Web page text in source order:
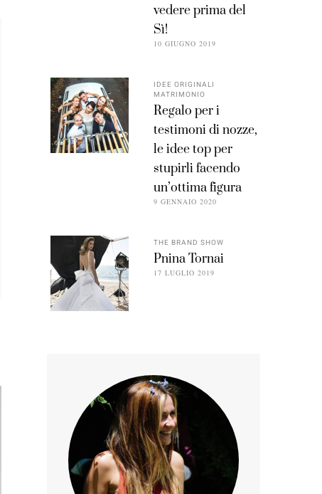
vedere prima del
Sì!
10 GIUGNO 2019
IDEE ORIGINALI
MATRIMONIO
Regalo per i
testimoni di nozze,
le idee top per
stupirli facendo
un’ottima figura
9 GENNAIO 2020
THE BRAND SHOW
Pnina Tornai
17 LUGLIO 2019